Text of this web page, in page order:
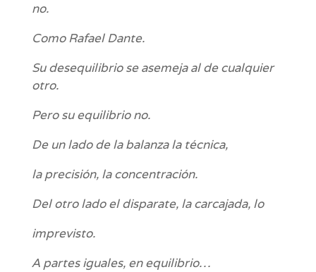
no.
Como Rafael Dante.
Su desequilibrio se asemeja al de cualquier
otro.
Pero su equilibrio no.
De un lado de la balanza la técnica,
la precisión, la concentración.
Del otro lado el disparate, la carcajada, lo
imprevisto.
A partes iguales, en equilibrio…